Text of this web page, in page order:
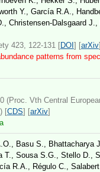
Y., García R.A.,
Christensen-Dalsgaard
423, 122-131 [DOI ] [arXiv]
patterns from
(Proc. Vth Central
[CDS] [arXiv]
Basu S., Bhattacharya
T., Sousa S.G., Stello D.,
R.A., Régulo C.,